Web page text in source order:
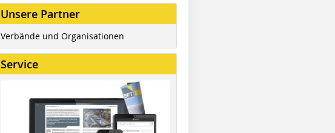
Unsere Partner
Verbände und Organisationen
Service